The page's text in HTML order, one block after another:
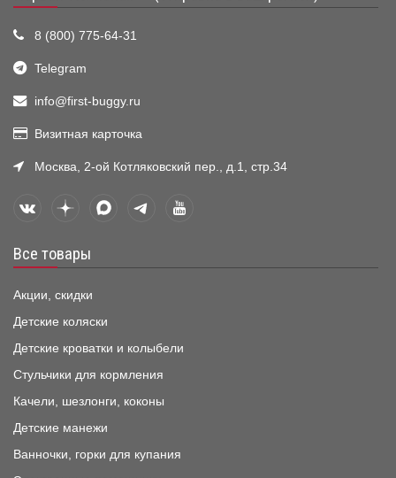
8 (800) 775-64-31
Telegram
info@first-buggy.ru
Визитная карточка
Москва, 2-ой Котляковский пер., д.1, стр.34
Все товары
Акции, скидки
Детские коляски
Детские кроватки и колыбели
Стульчики для кормления
Качели, шезлонги, коконы
Детские манежи
Ванночки, горки для купания